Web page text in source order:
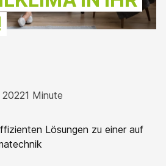
20221 Minute
Lösungen zu einer auf